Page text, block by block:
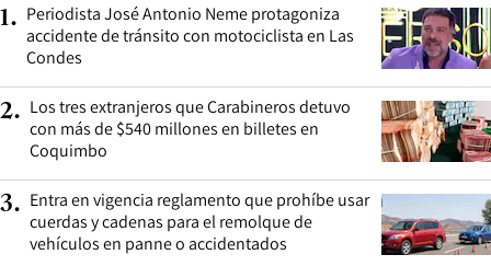
1. Periodista José Antonio Neme protagoniza
accidente de tránsito con motociclista en Las
Condes
2. Los tres extranjeros que Carabineros detuvo
con más de $540 millones en billetes en
Coquimbo
3. Entra en vigencia reglamento que prohíbe usar
cuerdas y cadenas para el remolque de
vehículos en panne o accidentados